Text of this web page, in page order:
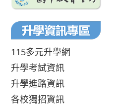
115多元升學網
升學考試資訊
升學進路資訊
各校獨招資訊